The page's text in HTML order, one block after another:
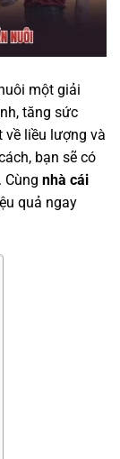
một giải
tăng sức
về liều lượng và
bạn sẽ có
Cùng nhà cái
quả ngay